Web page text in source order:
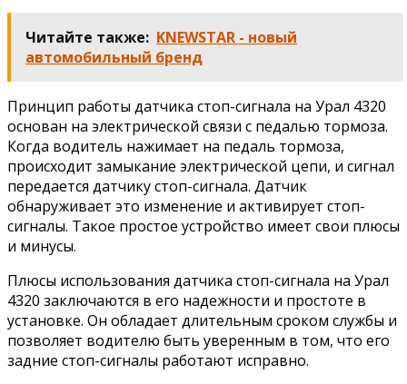
Читайте также: KNEWSTAR - новый
автомобильный бренд
Принцип работы датчика стоп-сигнала на Урал 4320
основан на электрической связи с педалью тормоза.
Когда водитель нажимает на педаль тормоза,
происходит замыкание электрической цепи, и сигнал
передается датчику стоп-сигнала. Датчик
обнаруживает это изменение и активирует стоп-
сигналы. Такое простое устройство имеет свои плюсы
и минусы.
Плюсы использования датчика стоп-сигнала на Урал
4320 заключаются в его надежности и простоте в
установке. Он обладает длительным сроком службы и
позволяет водителю быть уверенным в том, что его
задние стоп-сигналы работают исправно.